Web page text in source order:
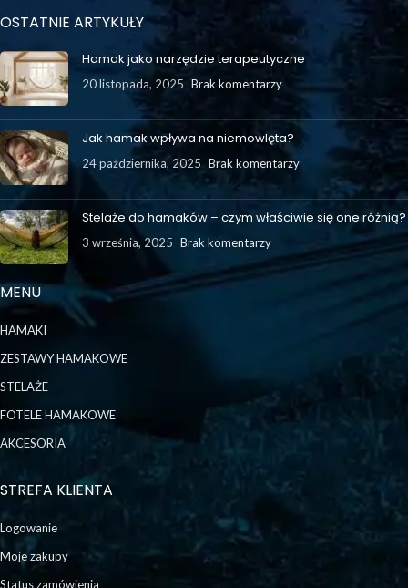
OSTATNIE ARTYKUŁY
Hamak jako narzędzie terapeutyczne
20 listopada, 2025 Brak komentarzy
Jak hamak wpływa na niemowlęta?
24 października, 2025 Brak komentarzy
Stelaże do hamaków – czym właściwie się one różnią?
3 września, 2025 Brak komentarzy
MENU
HAMAKI
ZESTAWY HAMAKOWE
STELAŻE
FOTELE HAMAKOWE
AKCESORIA
STREFA KLIENTA
Logowanie
Moje zakupy
Status zamówienia